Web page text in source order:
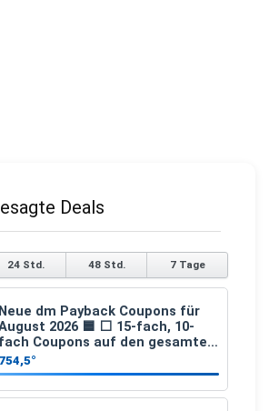
Deals
24 Std. 48 Std. 7 Tage
Neue dm Payback Coupons für
2026 🟦 ⬜ 15-fach, 10-
fach Coupons auf den gesamten
Einkauf ab 2 €
754,5°